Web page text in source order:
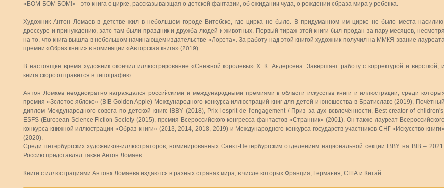
«БОМ-БОМ-БОМ!» - это книга о цирке, рассказывающая о детской фантазии, об ожидании чуда, о рождении образа мира у ребенка.
Художник Антон Ломаев в детстве жил в небольшом городе Витебске, где цирка не было. В придуманном им цирке не было места насилию,
дрессуре и принуждению, зато там были праздник и дружба людей и животных. Первый тираж этой книги был продан за пару месяцев, несмотря
на то, что книга вышла в небольшом начинающем издательстве «Лорета». За работу над этой книгой художник получил на ММКЯ звание лауреата
премии «Образ книги» в номинации «Авторская книга» (2019).
В настоящее время художник окончил иллюстрирование «Снежной королевы» Х. К. Андерсена. Завершает работу с корректурой и вёрсткой, и
книга скоро отправится в типографию.
Антон Ломаев неоднократно награждался российскими и международными премиями в области искусства книги и иллюстрации, среди которых
премия «Золотое яблоко» (BIB Golden Apple) Международного конкурса иллюстраций книг для детей и юношества в Братиславе (2019), Почётный
диплом Международного совета по детской книге IBBY (2018), Prix l'esprit de l'engagement / Приз за дух вовлечённости, Best creator of children's,
ESFS (European Science Fiction Society (2015), премия Всероссийского конгресса фантастов «Странник» (2001). Он также лауреат Всероссийского
конкурса книжной иллюстрации «Образ книги» (2013, 2014, 2018, 2019) и Международного конкурса государств-участников СНГ «Искусство книги»
(2020).
Среди петербургских художников-иллюстраторов, номинированных Санкт-Петербургским отделением национальной секции IBBY на BIB – 2021,
Россию представлял также Антон Ломаев.
Книги с иллюстрациями Антона Ломаева издаются в разных странах мира, в числе которых Франция, Германия, США и Китай.